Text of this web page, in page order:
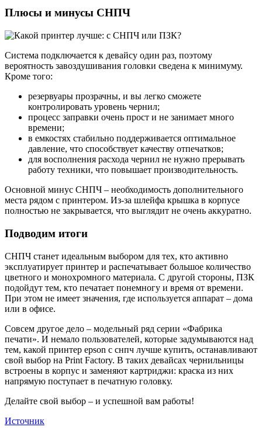
Плюсы и минусы СНПЧ
Система подключается к девайсу один раз, поэтому
вероятность завоздушивания головки сведена к минимуму.
Кроме того:
резервуары прозрачны, и вы легко сможете
контролировать уровень чернил;
процесс заправки очень прост и не занимает много
времени;
в емкостях стабильно поддерживается оптимальное
давление, что способствует качеству отпечатков;
для восполнения расхода чернил не нужно прерывать
работу техники, что повышает производительность.
Основной минус СНПЧ – необходимость дополнительного
места рядом с принтером. Из-за шлейфа крышка в корпусе
полностью не закрывается, что выглядит не очень аккуратно.
Подводим итоги
СНПЧ станет идеальным выбором для тех, кто активно
эксплуатирует принтер и распечатывает большое количество
цветного и монохромного материала. С другой стороны, ПЗК
подойдут тем, кто печатает понемногу и время от времени.
При этом не имеет значения, где используется аппарат – дома
или в офисе.
Совсем другое дело – модельный ряд серии «Фабрика
печати». И немало пользователей, которые задумываются над
тем, какой принтер epson с снпч лучше купить, останавливают
свой выбор на Print Factory. В таких девайсах чернильницы
встроены в корпус и заменяют картриджи: краска из них
напрямую поступает в печатную головку.
Делайте свой выбор – и успешной вам работы!
Источник